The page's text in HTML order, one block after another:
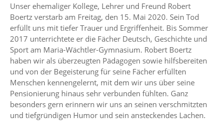
Unser ehemaliger Kollege, Lehrer und Freund Robert
Boertz verstarb am Freitag, den 15. Mai 2020. Sein Tod
erfüllt uns mit tiefer Trauer und Ergriffenheit. Bis Sommer
2017 unterrichtete er die Fächer Deutsch, Geschichte und
Sport am Maria-Wächtler-Gymnasium. Robert Boertz
haben wir als überzeugten Pädagogen sowie hilfsbereiten
und von der Begeisterung für seine Fächer erfüllten
Menschen kennengelernt, mit dem wir uns über seine
Pensionierung hinaus sehr verbunden fühlten. Ganz
besonders gern erinnern wir uns an seinen verschmitzten
und tiefgründigen Humor und sein ansteckendes Lachen.